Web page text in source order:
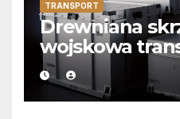
TRANSPORT
Drewniana
wojskowa